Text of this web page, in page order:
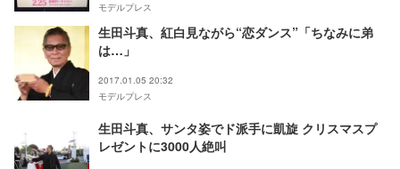
モデルプレス
生田斗真、紅白見ながら“恋ダンス”「ちなみに弟
は…」
2017.01.05 20:32
モデルプレス
生田斗真、サンタ姿でド派手に凱旋 クリスマスプ
レゼントに3000人絶叫